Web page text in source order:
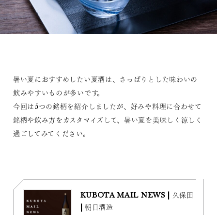
暑い夏におすすめしたい夏酒は、さっぱりとした味わいの
飲みやすいものが多いです。
今回は5つの銘柄を紹介しましたが、好みや料理に合わせて
銘柄や飲み方をカスタマイズして、暑い夏を美味しく涼しく
過ごしてみてください。
KUBOTA MAIL NEWS | 久保田
| 朝日酒造